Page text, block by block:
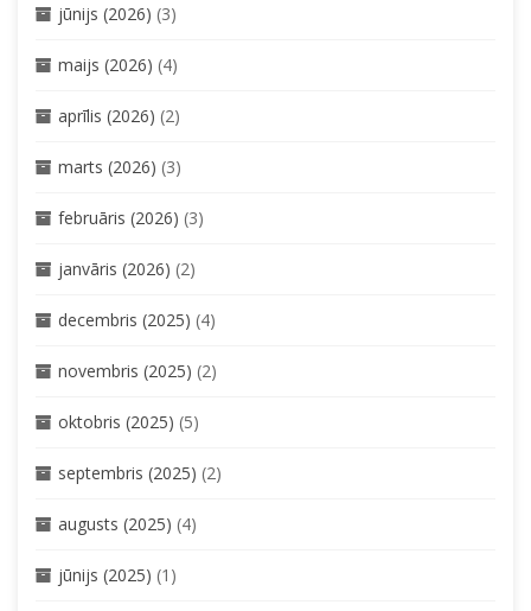
jūnijs (2026) (3)
maijs (2026) (4)
aprīlis (2026) (2)
marts (2026) (3)
februāris (2026) (3)
janvāris (2026) (2)
decembris (2025) (4)
novembris (2025) (2)
oktobris (2025) (5)
septembris (2025) (2)
augusts (2025) (4)
jūnijs (2025) (1)